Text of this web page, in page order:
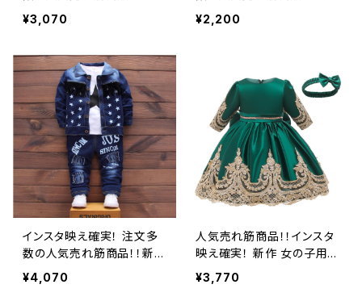
作 生まれた赤ちゃん 女の
子用&男の子用 ロンパース
ンプスーツ 幼児ロンパース
冬のパジャマ
¥3,070
作 春 秋 冬 0-18M 幼児&
生まれたばかりの女の赤ち
ンプスーツ クリスマス
¥2,200
インスタ映え確実！ 注文多
数の人気売れ筋商品！！新作
子供春秋冬 ベビーボーイ
ズ&ガールズ洋服セット テ
¥4,070
人気売れ筋商品！！インスタ
映え確実！ 新作 女の子用の
秋冬ドレス エレガントなフ
ラワーレース 長袖 パーティ
¥3,770